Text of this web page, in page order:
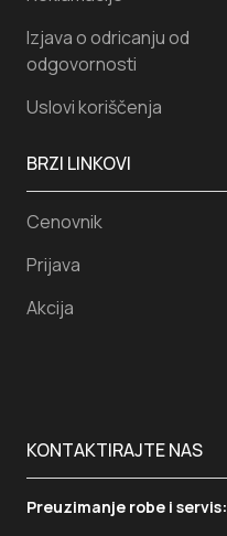
Izjava o odricanju od
odgovornosti
Uslovi koriščenja
KONTAKTIRAJTE NAS
Preuzimanje robe i servis:
BRZI LINKOVI
Cenovnik
Prijava
Akcija